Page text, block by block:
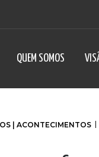
QUEM SOMOS
| ACONTECIMENTOS